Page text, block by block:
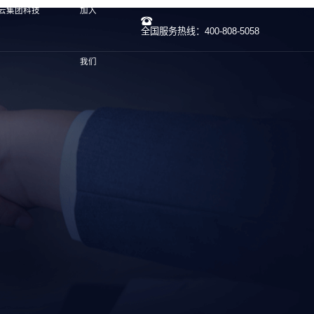
集团科技 加入
我们
全国服务热线：400-808-5058